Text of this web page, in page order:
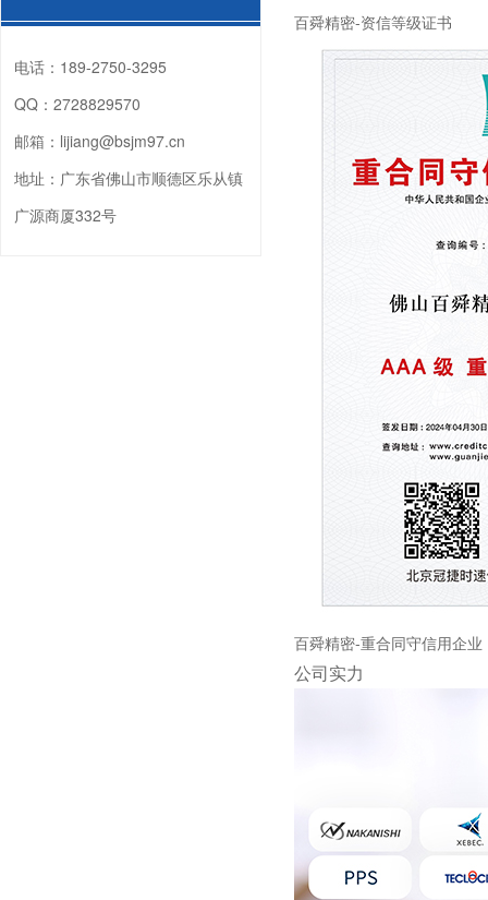
百舜精密-资信等级证书
百舜精密-重合同守信用企业
公司实力
电话： 189-2750-3295
QQ： 2728829570
邮箱： lijiang@bsjm97.cn
地址： 广东省佛山市顺德区乐从镇
广源商厦332号